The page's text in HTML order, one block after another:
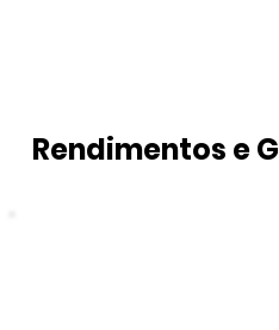
Rendimentos e